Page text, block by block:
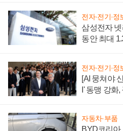
전자·전기·정
삼성전자
동안 최대
전자·전기·정
[AI 뭉쳐야
I' 동맹 강화
자동차·부품